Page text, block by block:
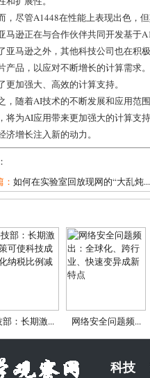
，尽管A1448在性能上表现出色，
马逊正在与合作伙伴共同开发基于
亚马逊之外，其他科技公司也在积
产品，以应对不断增长的计算需求
更加强大、高效的计算支持。
，随着AI技术的不断发展和应用范
将为AI应用带来更加强大的计算支
济增长注入新的动力。
如何在实验室回放现网的“大乱炖...
部：长期激... 网络安全问题频...
科技